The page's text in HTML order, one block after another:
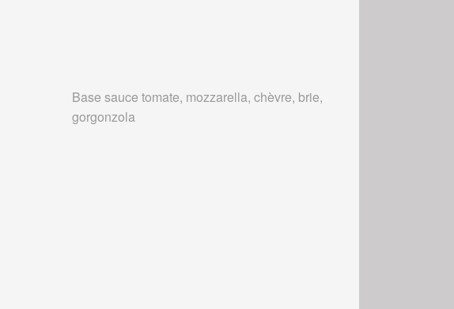
Base sauce tomate, mozzarella, chèvre, brie,
gorgonzola